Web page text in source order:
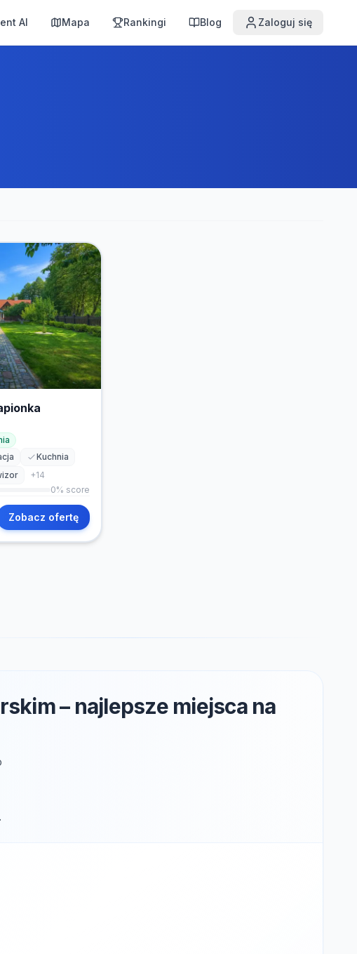
AI Mapa Rankingi Blog Zaloguj się
Kuchnia
+14
0% score
Zobacz ofertę
– najlepsze miejsca na